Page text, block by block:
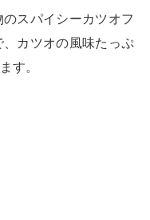
スパイシーカツオフ
カツオの風味たっぷ
す。